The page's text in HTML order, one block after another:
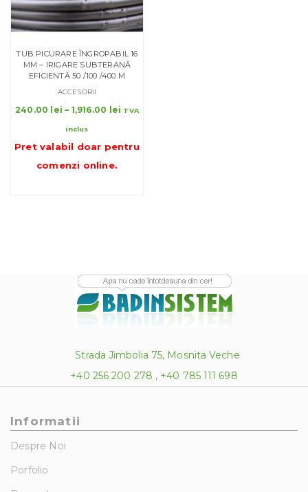
TUB PICURARE ÎNGROPABIL 16
MM – IRIGARE SUBTERANĂ
EFICIENTĂ 50 /100 /400 M
ACCESORII
240.00 lei – 1,916.00 lei
240.00 lei
TVA
inclus
Pret valabil doar pentru
comenzi online.
Strada Jimbolia 75, Mosnita Veche
+40 256 200 278 , +40 785 111 698
Informatii
Despre Noi
Porfolio